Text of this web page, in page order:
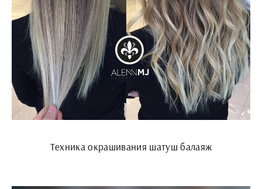
Техника окрашивания шатуш балаяж